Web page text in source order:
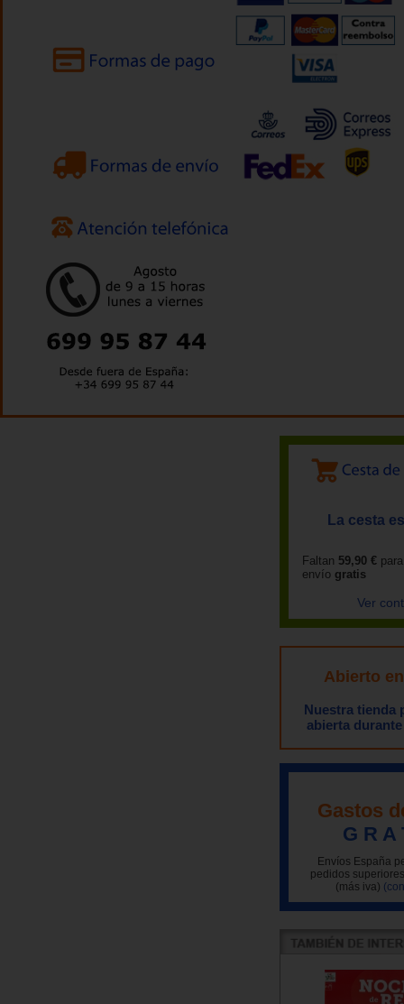
La cesta
Faltan 59,90 €
envío gratis
Ver
Abierto
Nuestra tienda
abierta
Gastos
G R A
Envíos España
pedidos
(más iva)